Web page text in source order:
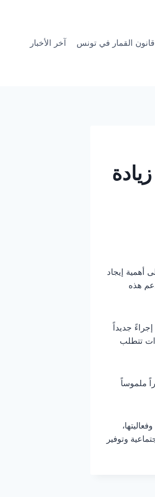
قانون القمار في تونس آخر الأخبار
أهمية إيجاد
هذه
جديداً
تتطلب
ملموساً
وتوفير